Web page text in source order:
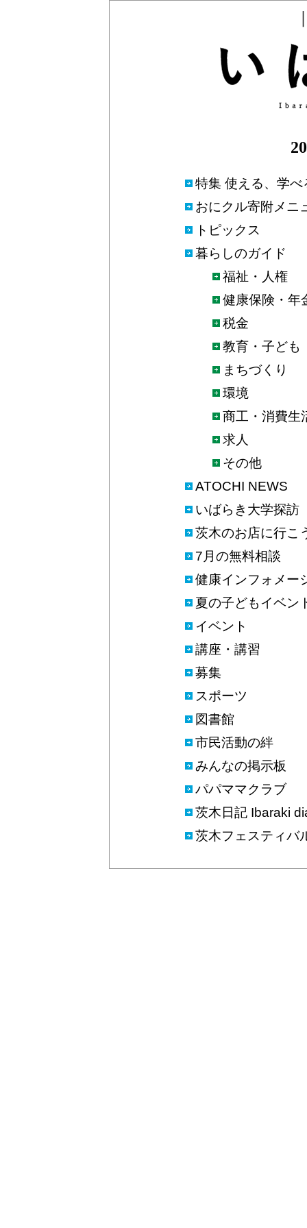
特集 使える、学
おにクル寄附メニ
トピックス
暮らしのガイド
福祉・人権
健康保険・年
税金
教育・子ども
まちづくり
環境
商工・消費生
求人
その他
ATOCHI NEWS
いばらき大学探訪
茨木のお店に行こ
7月の無料相談
健康インフォメー
夏の子どもイベン
イベント
講座・講習
募集
スポーツ
図書館
市民活動の絆
みんなの掲示板
パパママクラブ
茨木日記 Ibaraki
茨木フェスティバ